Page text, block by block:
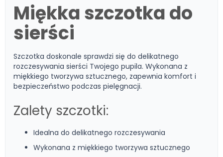
Miękka szczotka do
sierści
Szczotka doskonale sprawdzi się do delikatnego
rozczesywania sierści Twojego pupila. Wykonana z
miękkiego tworzywa sztucznego, zapewnia komfort i
bezpieczeństwo podczas pielęgnacji.
Zalety szczotki:
Idealna do delikatnego rozczesywania
Wykonana z miękkiego tworzywa sztucznego